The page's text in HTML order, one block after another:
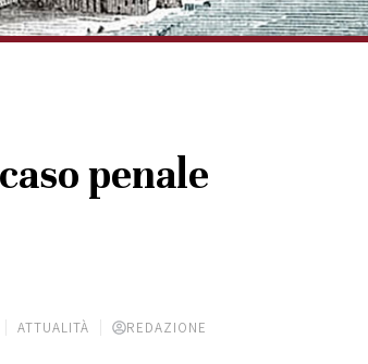
penale
ATTUALITÀ REDAZIONE